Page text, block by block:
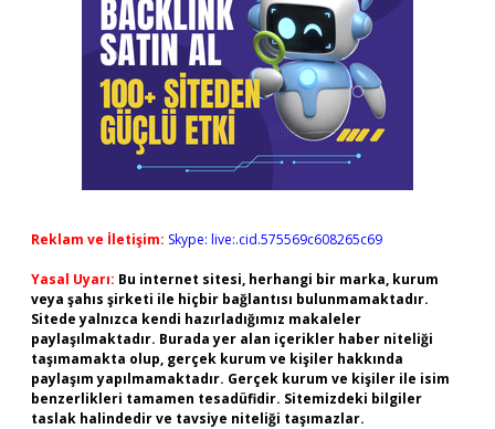
Reklam ve İletişim: Skype: live:.cid.575569c608265c69
Yasal Uyarı: Bu internet sitesi, herhangi bir marka, kurum
veya şahıs şirketi ile hiçbir bağlantısı bulunmamaktadır.
Sitede yalnızca kendi hazırladığımız makaleler
paylaşılmaktadır. Burada yer alan içerikler haber niteliği
taşımamakta olup, gerçek kurum ve kişiler hakkında
paylaşım yapılmamaktadır. Gerçek kurum ve kişiler ile isim
benzerlikleri tamamen tesadüfidir. Sitemizdeki bilgiler
taslak halindedir ve tavsiye niteliği taşımazlar.